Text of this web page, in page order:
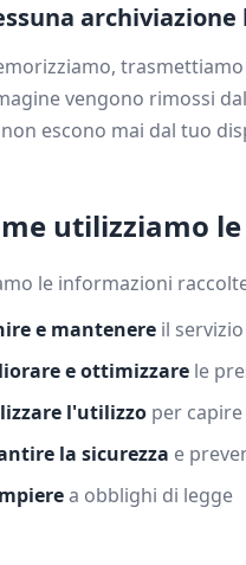
vengono rimossi
escono mai dal tuo
utilizziamo
le informazioni
e mantenere il servizio
e ottimizzare le
l'utilizzo per
la sicurezza e
a obblighi di legge